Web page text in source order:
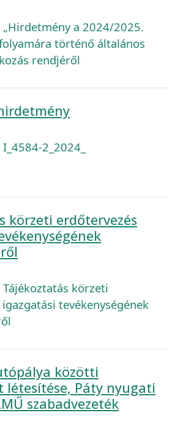
„Hirdetmény a 2024/2025.
történő általános
rendjéről
2_2024_
körzeti erdőtervezés
Tájékoztatás körzeti
tevékenységének
közötti
létesítése, Páty nyugati
szabadvezeték